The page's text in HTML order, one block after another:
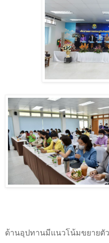
ด้านอุปทานมีแนวโน้มขยายตัว